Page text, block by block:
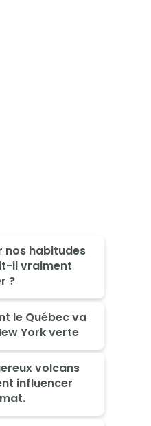
nos habitudes
il vraiment
?
le Québec va
York verte
volcans
influencer